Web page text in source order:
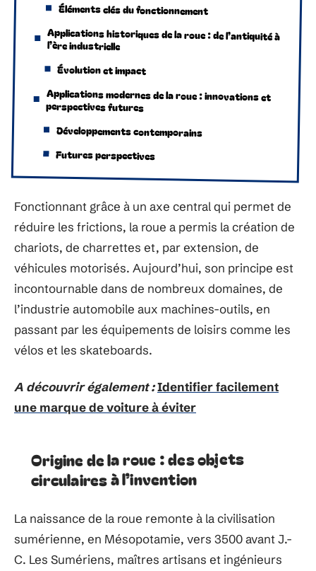
Éléments clés du fonctionnement
Applications historiques de la roue : de l’antiquité à
l’ère industrielle
Évolution et impact
Applications modernes de la roue : innovations et
perspectives futures
Développements contemporains
Futures perspectives
Fonctionnant grâce à un axe central qui permet de
réduire les frictions, la roue a permis la création de
chariots, de charrettes et, par extension, de
véhicules motorisés. Aujourd’hui, son principe est
incontournable dans de nombreux domaines, de
l’industrie automobile aux machines-outils, en
passant par les équipements de loisirs comme les
vélos et les skateboards.
A découvrir également :Identifier facilement
une marque de voiture à éviter
Origine de la roue : des objets
circulaires à l’invention
La naissance de la roue remonte à la civilisation
sumérienne, en Mésopotamie, vers 3500 avant J.-
C. Les Sumériens, maîtres artisans et ingénieurs